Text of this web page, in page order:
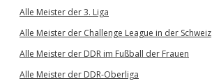
Alle Meister der 3. Liga
Alle Meister der Challenge League in der Schweiz
Alle Meister der DDR im Fußball der Frauen
Alle Meister der DDR-Oberliga